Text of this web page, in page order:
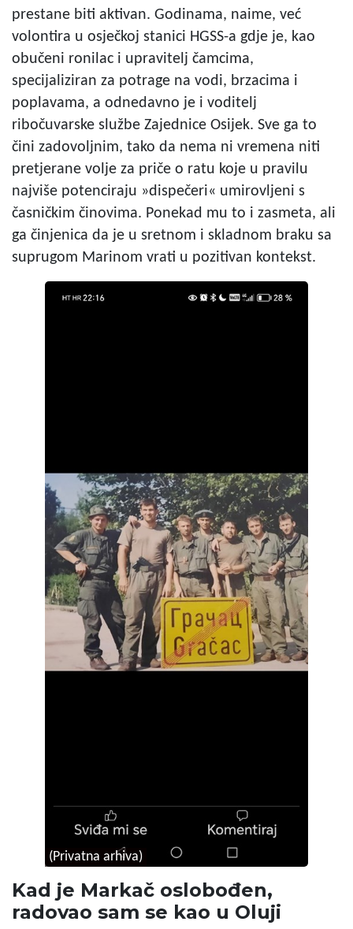
prestane biti aktivan. Godinama, naime, već
volontira u osječkoj stanici HGSS-a gdje je, kao
obučeni ronilac i upravitelj čamcima,
specijaliziran za potrage na vodi, brzacima i
poplavama, a odnedavno je i voditelj
ribočuvarske službe Zajednice Osijek. Sve ga to
čini zadovoljnim, tako da nema ni vremena niti
pretjerane volje za priče o ratu koje u pravilu
najviše potenciraju »dispečeri« umirovljeni s
časničkim činovima. Ponekad mu to i zasmeta, ali
ga činjenica da je u sretnom i skladnom braku sa
suprugom Marinom vrati u pozitivan kontekst.
(Privatna arhiva)
Kad je Markač oslobođen,
radovao sam se kao u Oluji